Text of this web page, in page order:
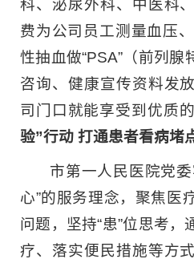
科、泌尿外科、中医科
费为公司员工测量血压
性抽血做“PSA”（前列腺
咨询、健康宣传资料发
司门口就能享受到优质
验”行动 打通患者看病堵
市第一人民医院党
心”的服务理念，聚焦医
问题，坚持“患”位思考
疗、落实便民措施等方